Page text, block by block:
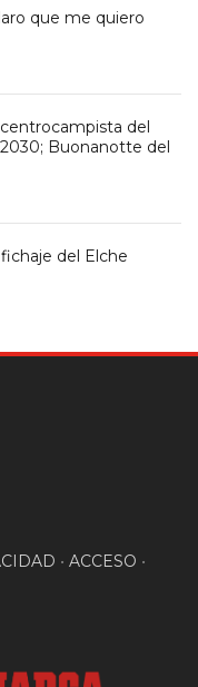
que me quiero
del
Buonanotte del
del Elche
• ACCESO •